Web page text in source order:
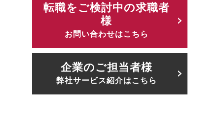
転職をご検討中の求職者
様
お問い合わせはこちら
企業のご担当者様
弊社サービス紹介はこちら